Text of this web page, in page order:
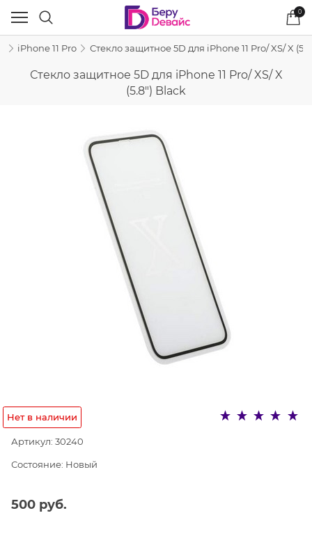
0
iPhone 11 Pro Стекло защитное 5D для iPhone 11 Pro/ XS/ X
Стекло защитное 5D для iPhone 11 Pro/ XS/ X
(5.8") Black
Нет в наличии
Артикул: 30240
Состояние: Новый
500 руб.